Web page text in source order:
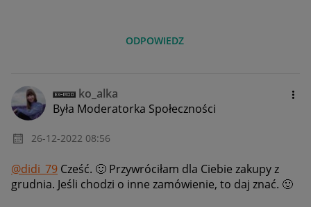
ODPOWIEDZ
ko_alka
Była Moderatorka Społeczności
‎26-12-2022 08:56
@didi_79 Cześć. 🙂 Przywróciłam dla Ciebie zakupy z
grudnia. Jeśli chodzi o inne zamówienie, to daj znać. 🙂